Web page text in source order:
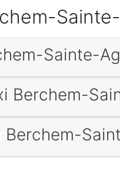
Sainte-
Berchem-
Berchem-